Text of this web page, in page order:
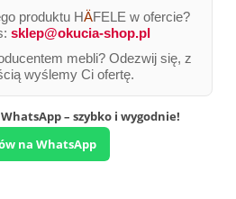
produktu HÄFELE w ofercie?
sklep@okucia-shop.pl
mebli? Odezwij się, z
wyślemy Ci ofertę.
– szybko i wygodnie!
na WhatsApp